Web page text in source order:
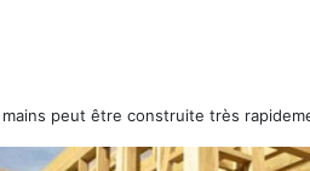
peut être construite très